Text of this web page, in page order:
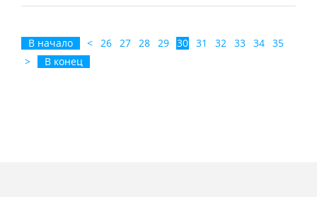
В начало < 26 27 28 29 30 31 32 33 34 35
>
В конец